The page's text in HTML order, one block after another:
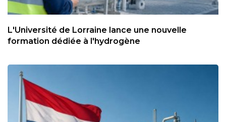
L'Université de Lorraine lance une nouvelle
formation dédiée à l'hydrogène